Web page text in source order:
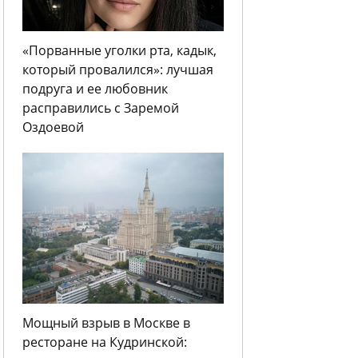
«Порванные уголки рта, кадык,
который провалился»: лучшая
подруга и ее любовник
расправились с Заремой
Оздоевой
Мощный взрыв в Москве в
ресторане на Кудринской: